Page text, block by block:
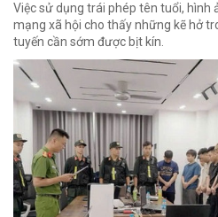
Việc sử dụng trái phép tên tuổi, hình
mạng xã hội cho thấy những kẽ hở
tuyến cần sớm được bịt kín.